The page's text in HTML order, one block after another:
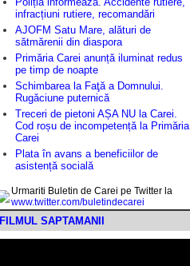
infracțiuni rutiere, recomandări
AJOFM Satu Mare, alături de
sătmărenii din diaspora
Primăria Carei anunță iluminat redus
pe timp de noapte
Schimbarea la Faţă a Domnului.
Rugăciune puternică
Treceri de pietoni AȘA NU la Carei.
Cod roșu de incompetență la Primăria
Carei
Plata în avans a beneficiilor de
asistență socială
Urmariti Buletin de Carei pe Twitter la
www.twitter.com/buletindecarei
FILMUL SAPTAMANII